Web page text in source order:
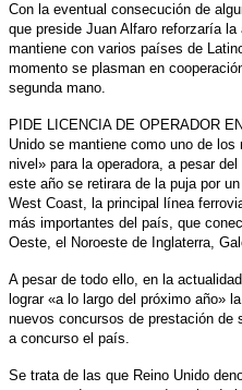
Con la eventual consecución de
que preside Juan Alfaro reforzaría
mantiene con varios países de
momento se plasman en
segunda mano.
PIDE LICENCIA DE OPERADOR
Unido se mantiene como uno de
nivel» para la operadora, a pesar
este año se retirara de la puja por
West Coast, la principal línea
más importantes del país, que
Oeste, el Noroeste de Inglaterra,
A pesar de todo ello, en la
lograr «a lo largo del próximo año»
nuevos concursos de prestación de
a concurso el país.
Se trata de las que Reino Unido